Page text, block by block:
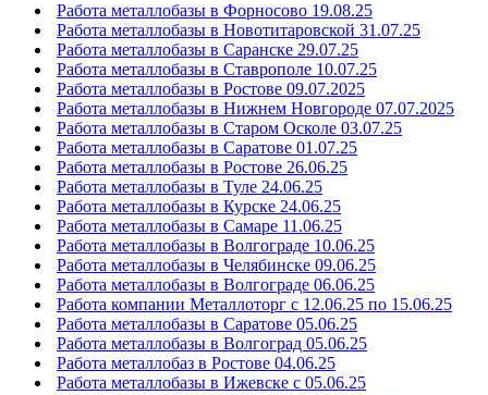
Работа металлобазы в Форносово 19.08.25
Работа металлобазы в Новотитаровской 31.07.25
Работа металлобазы в Саранске 29.07.25
Работа металлобазы в Ставрополе 10.07.25
Работа металлобазы в Ростове 09.07.2025
Работа металлобазы в Нижнем Новгороде 07.07.2025
Работа металлобазы в Старом Осколе 03.07.25
Работа металлобазы в Саратове 01.07.25
Работа металлобазы в Ростове 26.06.25
Работа металлобазы в Туле 24.06.25
Работа металлобазы в Курске 24.06.25
Работа металлобазы в Самаре 11.06.25
Работа металлобазы в Волгограде 10.06.25
Работа металлобазы в Челябинске 09.06.25
Работа металлобазы в Волгограде 06.06.25
Работа компании Металлоторг с 12.06.25 по 15.06.25
Работа металлобазы в Саратове 05.06.25
Работа металлобазы в Волгоград 05.06.25
Работа металлобаз в Ростове 04.06.25
Работа металлобазы в Ижевске с 05.06.25